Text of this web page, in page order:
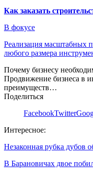
Как заказать
В фокусе
Реализация масштабных
любого размера
Почему бизнесу
Продвижение бизнеса в
преимуществ…
Поделиться
FacebookTwitter
Интересное:
Незаконная рубка дубов
В Барановичах двое